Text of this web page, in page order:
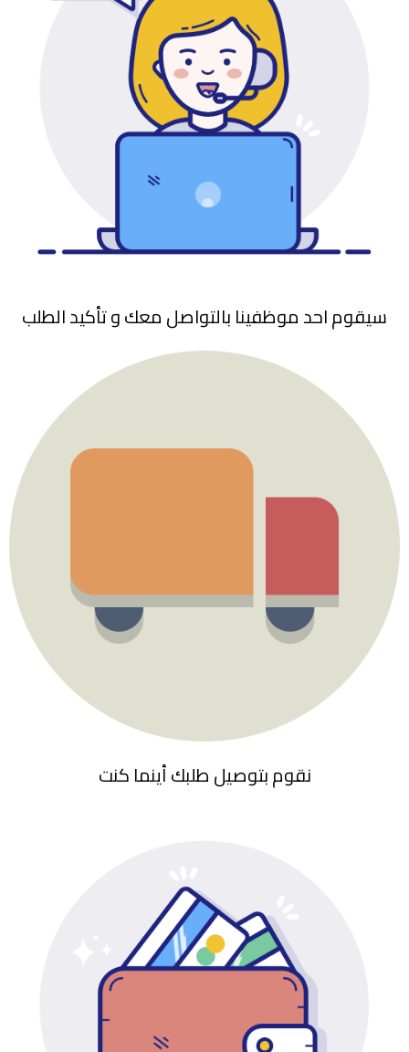
سيقوم احد موظفينا بالتواصل معك و تأكيد الطلب
نقوم بتوصيل طلبك أينما كنت